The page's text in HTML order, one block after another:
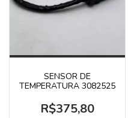
SENSOR DE
TEMPERATURA 3082525
R$375,80